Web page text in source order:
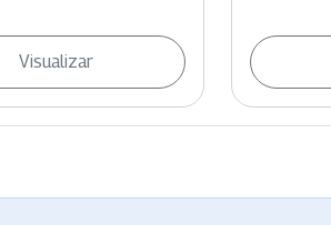
Visualizar